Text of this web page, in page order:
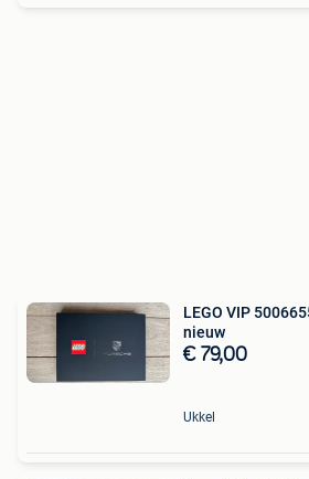
LEGO VIP
nieuw
€ 79,00
Ukkel